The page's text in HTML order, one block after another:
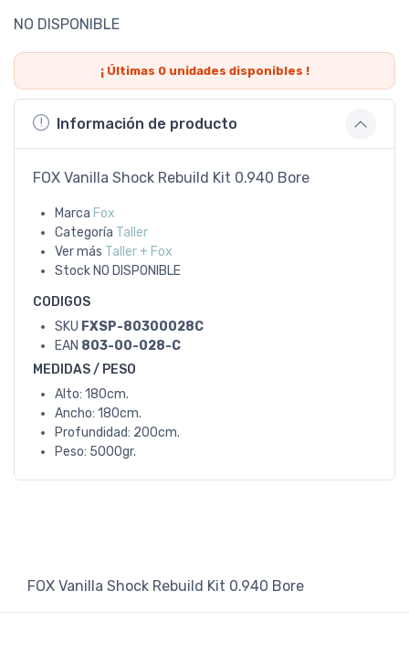
NO DISPONIBLE
¡ Últimas 0unidades disponibles !
Información de producto
FOX Vanilla Shock Rebuild Kit 0.940 Bore
Marca Fox
Categoría Taller
Ver más Taller + Fox
Stock NO DISPONIBLE
CODIGOS
SKU FXSP-80300028C
EAN 803-00-028-C
MEDIDAS / PESO
Alto: 180cm.
Ancho: 180cm.
Profundidad: 200cm.
Peso: 5000gr.
FOX Vanilla Shock Rebuild Kit 0.940 Bore